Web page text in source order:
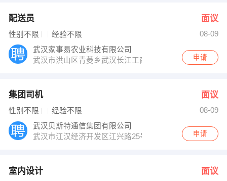
配送员 面议
性别不限 经验不限
08-09
武汉家事易农业科技有限公司
武汉市洪山区青菱乡武汉长江工商学院弘德楼4楼107室
申请
集团司机 面议
性别不限 经验不限
08-09
武汉贝斯特通信集团有限公司
武汉市江汉经济开发区江兴路25号C栋
申请
室内设计 面议